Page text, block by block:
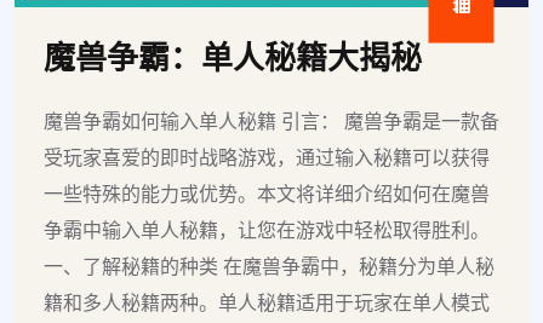
魔兽争霸：单人秘籍大揭秘
魔兽争霸如何输入单人秘籍 引言： 魔兽争霸是一款备
受玩家喜爱的即时战略游戏，通过输入秘籍可以获得
一些特殊的能力或优势。本文将详细介绍如何在魔兽
争霸中输入单人秘籍，让您在游戏中轻松取得胜利。
一、了解秘籍的种类 在魔兽争霸中，秘籍分为单人秘
籍和多人秘籍两种。单人秘籍适用于玩家在单人模式